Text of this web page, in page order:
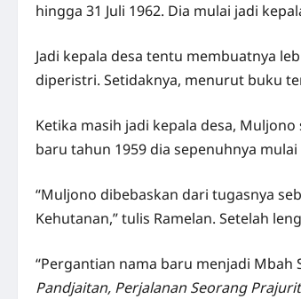
hingga 31 Juli 1962. Dia mulai jadi
Jadi kepala desa tentu membuatnya
diperistri. Setidaknya, menurut buku
Ketika masih jadi kepala desa,
baru tahun 1959 dia sepenuhnya
“Muljono dibebaskan dari tugasnya
Kehutanan,” tulis Ramelan. Setelah
“Pergantian nama baru menjadi
Pandjaitan, Perjalanan Seorang